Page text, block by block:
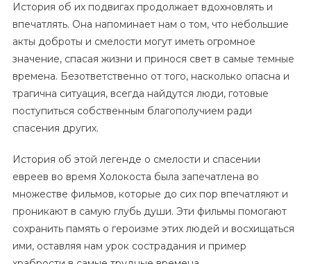
История об их подвигах продолжает вдохновлять и
впечатлять. Она напоминает нам о том, что небольшие
акты доброты и смелости могут иметь огромное
значение, спасая жизни и принося свет в самые темные
времена. Безответственно от того, насколько опасна и
трагична ситуация, всегда найдутся люди, готовые
поступиться собственным благополучием ради
спасения других.
История об этой легенде о смелости и спасении
евреев во время Холокоста была запечатлена во
множестве фильмов, которые до сих пор впечатляют и
проникают в самую глубь души. Эти фильмы помогают
сохранить память о героизме этих людей и восхищаться
ими, оставляя нам урок сострадания и пример